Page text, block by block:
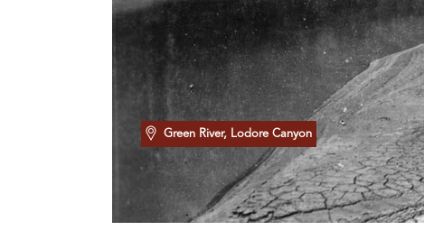
Green River, Lodore Canyon